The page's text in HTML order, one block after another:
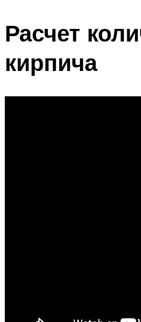
Расчет
кирпича